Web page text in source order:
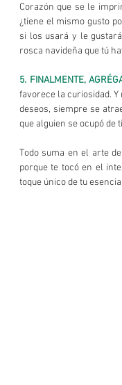
Corazón que se le
¿tiene el mismo gusto
si los usará y le
rosca navideña que tú
5. FINALMENTE,
favorece la curiosidad.
deseos, siempre se
que alguien se ocupó de
Todo suma en el arte
porque te tocó en el
toque único de tu